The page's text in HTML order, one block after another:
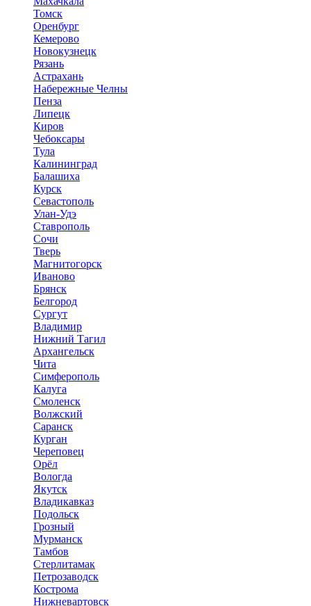
Томск
Оренбург
Кемерово
Новокузнецк
Рязань
Астрахань
Набережные Челны
Пенза
Липецк
Киров
Чебоксары
Тула
Калининград
Балашиха
Курск
Севастополь
Улан-Удэ
Ставрополь
Сочи
Тверь
Магнитогорск
Иваново
Брянск
Белгород
Сургут
Владимир
Нижний Тагил
Архангельск
Чита
Симферополь
Калуга
Смоленск
Волжский
Саранск
Курган
Череповец
Орёл
Вологда
Якутск
Владикавказ
Подольск
Грозный
Мурманск
Тамбов
Стерлитамак
Петрозаводск
Кострома
Нижневартовск